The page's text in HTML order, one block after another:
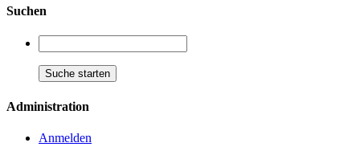
Suchen
Administration
Anmelden